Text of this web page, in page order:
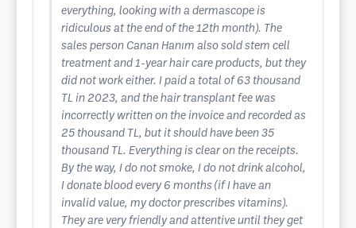
everything, looking with a dermascope is
ridiculous at the end of the 12th month). The
sales person Canan Hanım also sold stem cell
treatment and 1-year hair care products, but they
did not work either. I paid a total of 63 thousand
TL in 2023, and the hair transplant fee was
incorrectly written on the invoice and recorded as
25 thousand TL, but it should have been 35
thousand TL. Everything is clear on the receipts.
By the way, I do not smoke, I do not drink alcohol,
I donate blood every 6 months (if I have an
invalid value, my doctor prescribes vitamins).
They are very friendly and attentive until they get